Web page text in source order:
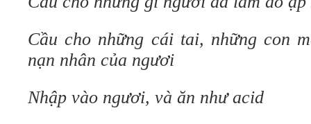
Cầu cho những cái tai, những con
nạn nhân của ngươi
Nhập vào ngươi, và ăn như acid